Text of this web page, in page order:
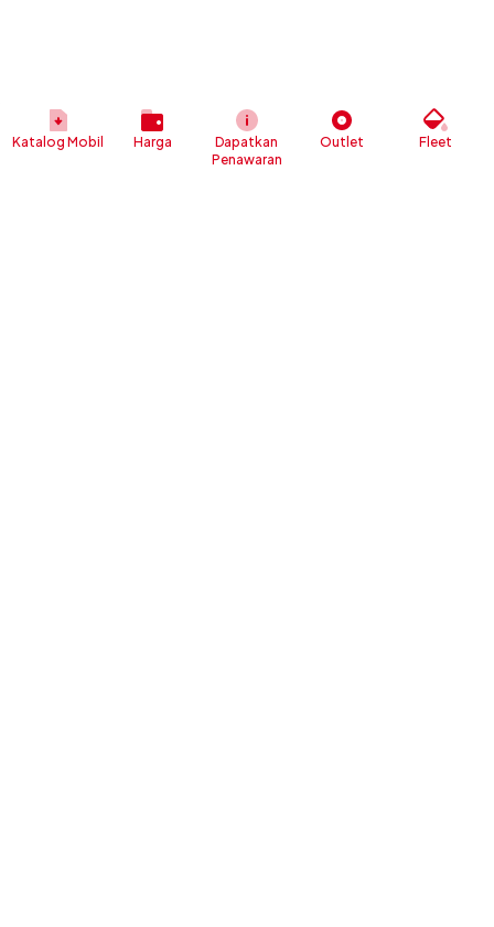
Katalog Mobil Harga
Dapatkan
Penawaran
Outlet Fleet